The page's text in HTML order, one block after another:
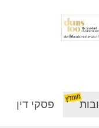
פסקי דין